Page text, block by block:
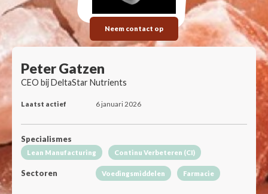
Neem contact op
Peter Gatzen
CEO bij DeltaStar Nutrients
Laatst actief 6 januari 2026
Specialismes
Lean Manufacturing Continu Verbeteren (CI)
Sectoren Voedingsmiddelen Farmacie